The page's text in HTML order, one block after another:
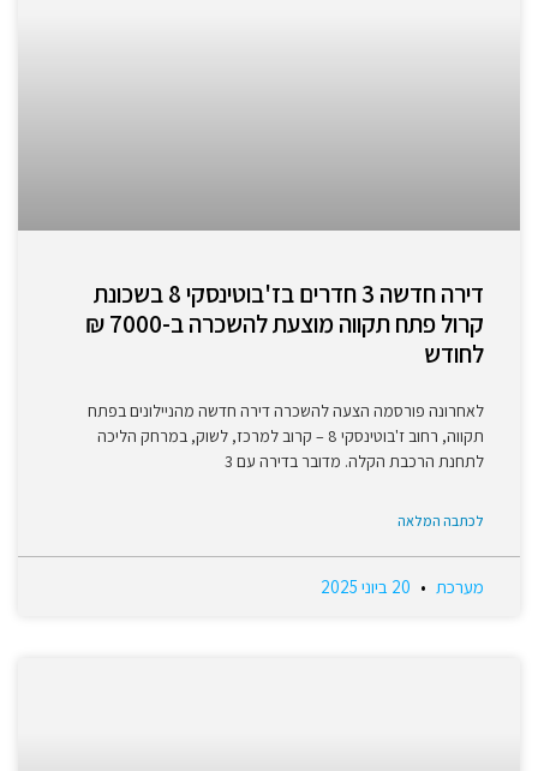
דירה חדשה 3 חדרים בז'בוטינסקי 8 בשכונת
קרול פתח תקווה מוצעת להשכרה ב-7000 ₪
לחודש
לאחרונה פורסמה הצעה להשכרה דירה חדשה מהניילונים בפתח
תקווה, רחוב ז'בוטינסקי 8 – קרוב למרכז, לשוק, במרחק הליכה
לתחנת הרכבת הקלה. מדובר בדירה עם 3
לכתבה המלאה
מערכת